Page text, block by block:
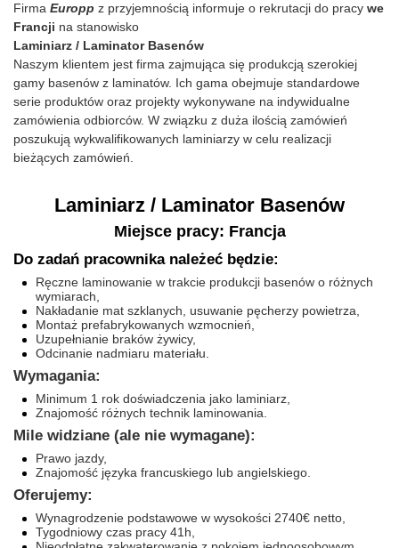
Firma Europp z przyjemnością informuje o rekrutacji do pracy we
Francji na stanowisko
Laminiarz / Laminator Basenów
Naszym klientem jest firma zajmująca się produkcją szerokiej
gamy basenów z laminatów. Ich gama obejmuje standardowe
serie produktów oraz projekty wykonywane na indywidualne
zamówienia odbiorców. W związku z duża ilością zamówień
poszukują wykwalifikowanych laminiarzy w celu realizacji
bieżących zamówień.
Laminiarz / Laminator Basenów
Miejsce pracy: Francja
Do zadań pracownika należeć będzie:
Ręczne laminowanie w trakcie produkcji basenów o różnych
wymiarach,
Nakładanie mat szklanych, usuwanie pęcherzy powietrza,
Montaż prefabrykowanych wzmocnień,
Uzupełnianie braków żywicy,
Odcinanie nadmiaru materiału.
Wymagania:
Minimum 1 rok doświadczenia jako laminiarz,
Znajomość różnych technik laminowania.
Mile widziane (ale nie wymagane):
Prawo jazdy,
Znajomość języka francuskiego lub angielskiego.
Oferujemy:
Wynagrodzenie podstawowe w wysokości 2740€ netto,
Tygodniowy czas pracy 41h,